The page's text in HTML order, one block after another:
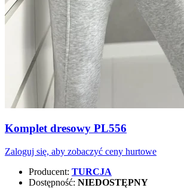
Komplet dresowy PL556
Zaloguj się, aby zobaczyć ceny hurtowe
Producent: TURCJA
Dostępność: NIEDOSTĘPNY